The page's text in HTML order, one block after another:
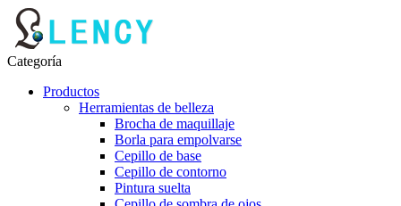
Categoría
Productos
Herramientas de belleza
Brocha de maquillaje
Borla para empolvarse
Cepillo de base
Cepillo de contorno
Pintura suelta